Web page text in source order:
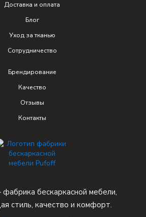
бескаркасной мебели,
стиль, качество и комфорт.
Доставка и оплата
Блог
Уход за тканью
Сотрудничество
Брендирование
Качеcтво
Отзывы
Контакты